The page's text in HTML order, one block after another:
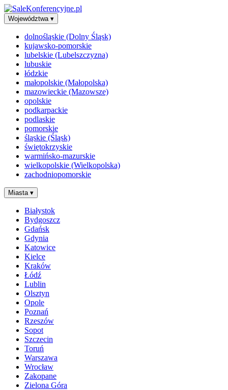
Województwa ▾
dolnośląskie (Dolny Śląsk)
kujawsko-pomorskie
lubelskie (Lubelszczyzna)
lubuskie
łódzkie
małopolskie (Małopolska)
mazowieckie (Mazowsze)
opolskie
podkarpackie
podlaskie
pomorskie
śląskie (Śląsk)
świętokrzyskie
warmińsko-mazurskie
wielkopolskie (Wielkopolska)
zachodniopomorskie
Miasta ▾
Białystok
Bydgoszcz
Gdańsk
Gdynia
Katowice
Kielce
Kraków
Łódź
Lublin
Olsztyn
Opole
Poznań
Rzeszów
Sopot
Szczecin
Toruń
Warszawa
Wrocław
Zakopane
Zielona Góra